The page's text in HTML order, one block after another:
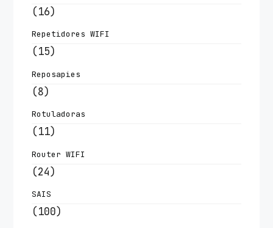
(16)
Repetidores WIFI
(15)
Reposapies
(8)
Rotuladoras
(11)
Router WIFI
(24)
SAIS
(100)